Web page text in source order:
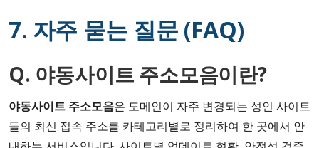
7. 자주 묻는 질문 (FAQ)
Q. 야동사이트 주소모음이란?
야동사이트 주소모음은 도메인이 자주 변경되는 성인 사이트
들의 최신 접속 주소를 카테고리별로 정리하여 한 곳에서 안